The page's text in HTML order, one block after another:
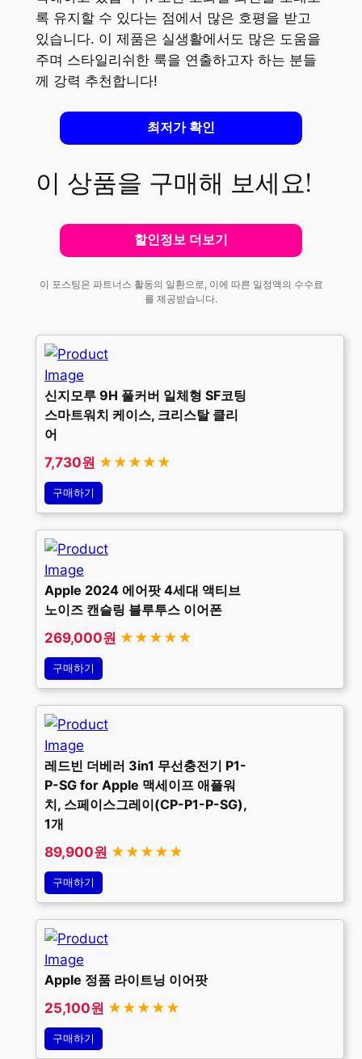
록 유지할 수 있다는 점에서 많은 호평을 받고
있습니다. 이 제품은 실생활에서도 많은 도움을
주며 스타일리쉬한 룩을 연출하고자 하는 분들
께 강력 추천합니다!
최저가 확인
이 상품을 구매해 보세요!
할인정보 더보기
이 포스팅은 파트너스 활동의 일환으로, 이에 따른 일정액의 수수료
를 제공받습니다.
신지모루 9H 풀커버 일체형 SF코팅
스마트워치 케이스, 크리스탈 클리
어
7,730원 ★★★★★
구매하기
Apple 2024 에어팟 4세대 액티브
노이즈 캔슬링 블루투스 이어폰
269,000원 ★★★★★
구매하기
레드빈 더베러 3in1 무선충전기 P1-
P-SG for Apple 맥세이프 애플워
치, 스페이스그레이(CP-P1-P-SG),
1개
89,900원 ★★★★★
구매하기
Apple 정품 라이트닝 이어팟
25,100원 ★★★★★
구매하기